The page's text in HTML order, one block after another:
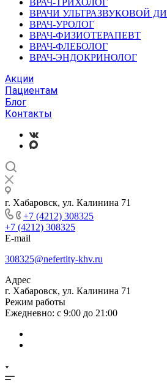
ВРАЧ-ТРИХОЛОГ
ВРАЧИ УЛЬТРАЗВУКОВОЙ
ВРАЧ-УРОЛОГ
ВРАЧ-ФИЗИОТЕРАПЕВТ
ВРАЧ-ФЛЕБОЛОГ
ВРАЧ-ЭНДОКРИНОЛОГ
Акции
Пациентам
Блог
Контакты
г. Хабаровск, ул. Калинина 71
+7 (4212) 308325
+7 (4212) 308325
E-mail
308325@nefertity-khv.ru
Адрес
г. Хабаровск, ул. Калинина 71
Режим работы
Ежедневно: с 9:00 до 21:00